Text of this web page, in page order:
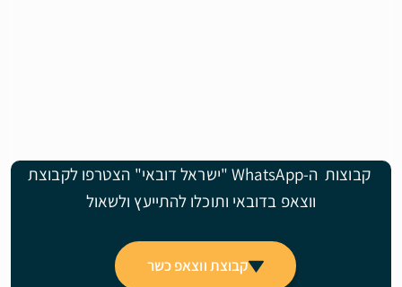
קבוצות ה-WhatsApp "ישראל דובאי" הצטרפו לקבוצת
ווצאפ בדובאי ותוכלו להתייעץ ולשאול
קבוצת ווצאפ כשר